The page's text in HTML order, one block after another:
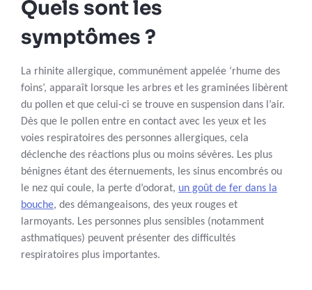
Quels sont les
symptômes ?
La rhinite allergique, communément appelée ‘rhume des
foins’, apparaît lorsque les arbres et les graminées libèrent
du pollen et que celui-ci se trouve en suspension dans l’air.
Dès que le pollen entre en contact avec les yeux et les
voies respiratoires des personnes allergiques, cela
déclenche des réactions plus ou moins sévères. Les plus
bénignes étant des éternuements, les sinus encombrés ou
le nez qui coule, la perte d’odorat, un goût de fer dans la
bouche, des démangeaisons, des yeux rouges et
larmoyants. Les personnes plus sensibles (notamment
asthmatiques) peuvent présenter des difficultés
respiratoires plus importantes.